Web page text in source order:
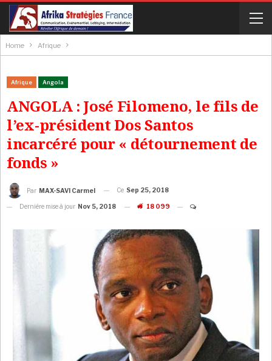
Home Afrique
Afrique Angola
ANGOLA : José Filomeno, le fils de
l’ex-président Dos Santos
incarcéré pour « détournement de
fonds »
Par MAX-SAVI Carmel Ce Sep 25, 2018
Dernière mise à jour Nov 5, 2018 18 099